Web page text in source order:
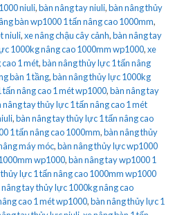
niuli,bàn nâng tay niuli,bàn nâng thủy
bàn wp1000 1 tấn nâng cao 1000mm,
niuli,xe nâng chậu cây cảnh,bàn nâng tay
1000kg nâng cao 1000mm wp1000,xe
1 mét,bàn nâng thủy lực 1 tấn nâng
bàn 1 tầng,bàn nâng thủy lực 1000kg
tấn nâng cao 1 mét wp1000,bàn nâng tay
nâng tay thủy lực 1 tấn nâng cao 1 mét
,bàn nâng tay thủy lực 1 tấn nâng cao
1 tấn nâng cao 1000mm,bàn nâng thủy
máy móc,bàn nâng thủy lực wp1000
wp1000,bàn nâng tay wp1000 1
lực 1 tấn nâng cao 1000mm wp1000
nâng tay thủy lực 1000kg nâng cao
cao 1 mét wp1000,bàn nâng thủy lực 1